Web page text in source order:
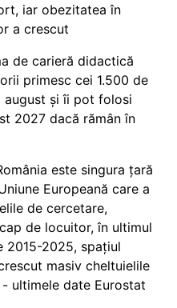
iar obezitatea în
a crescut
de carieră didactică
primesc cei 1.500 de
august și îi pot folosi
2027 dacă rămân în
este singura țară
Europeană care a
de cercetare,
de locuitor, în ultimul
2015-2025, spațiul
masiv cheltuielile
ultimele date Eurostat